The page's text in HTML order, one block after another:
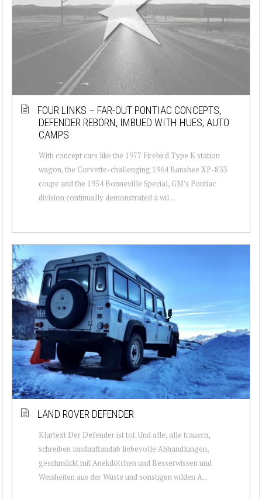
FOUR LINKS – FAR-OUT PONTIAC CONCEPTS,
DEFENDER REBORN, IMBUED WITH HUES, AUTO
CAMPS
With concept cars like the 1977 Firebird Type K station
wagon, the Corvette-challenging 1964 Banshee XP-833
coupe and the 1954 Bonneville Special, GM’s Pontiac
division continually demonstrated a wil...
LAND ROVER DEFENDER
Klartext Der Defender ist tot. Und alle, alle trauern,
schreiben landauflandab liebevolle Abhandlungen,
geschmückt mit Anekdötchen und Besserwissen und
Weisheiten aus der Wüste und sonstigen wilden A...